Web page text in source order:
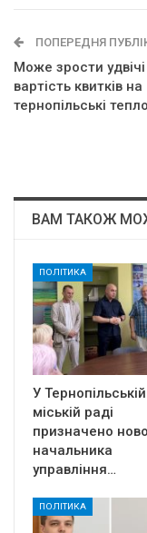
ПОПЕРЕДНЯ
Може зрости удвічі
вартість квитків на
тернопільські
ВАМ ТАКОЖ
ПОЛІТИКА
У Тернопільській
міській раді
призначено
начальника
управління…
ПОЛІТИКА